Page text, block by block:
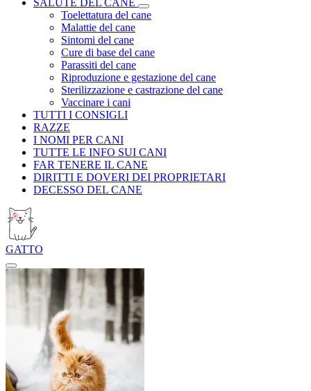
SALUTE DEL CANE
Toelettatura del cane
Malattie del cane
Sintomi del cane
Cure di base del cane
Parassiti del cane
Riproduzione e gestazione del cane
Sterilizzazione e castrazione del cane
Vaccinare i cani
TUTTI I CONSIGLI
RAZZE
I NOMI PER CANI
TUTTE LE INFO SUI CANI
FAR TENERE IL CANE
DIRITTI E DOVERI DEI PROPRIETARI
DECESSO DEL CANE
GATTO